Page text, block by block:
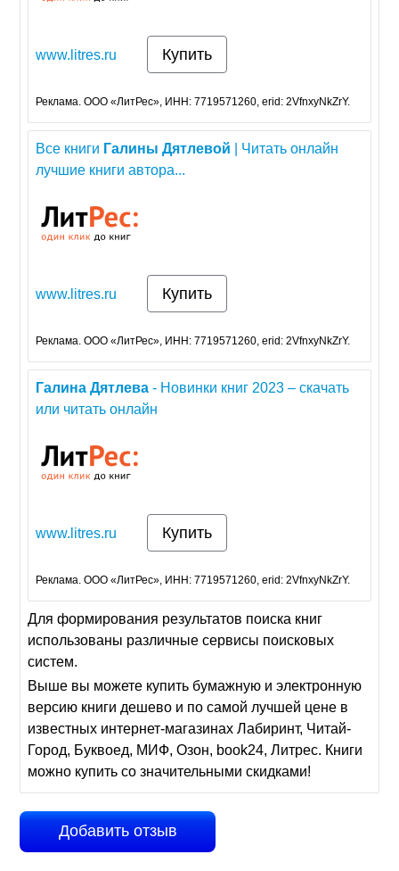
www.litres.ru Купить
Реклама. ООО «ЛитРес», ИНН: 7719571260, erid: 2VfnxyNkZrY.
Все книги Галины Дятлевой | Читать онлайн
лучшие книги автора...
www.litres.ru Купить
Реклама. ООО «ЛитРес», ИНН: 7719571260, erid: 2VfnxyNkZrY.
Галина Дятлева - Новинки книг 2023 – скачать
или читать онлайн
www.litres.ru Купить
Реклама. ООО «ЛитРес», ИНН: 7719571260, erid: 2VfnxyNkZrY.
Для формирования результатов поиска книг
использованы различные сервисы поисковых
систем.
Выше вы можете купить бумажную и электронную
версию книги дешево и по самой лучшей цене в
известных интернет-магазинах Лабиринт, Читай-
Город, Буквоед, МИФ, Озон, book24, Литрес. Книги
можно купить со значительными скидками!
Добавить отзыв